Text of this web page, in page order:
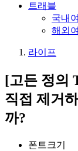
트래블
국내
해외
라이프
[고든 정의
직접 제거
까?
폰트크기